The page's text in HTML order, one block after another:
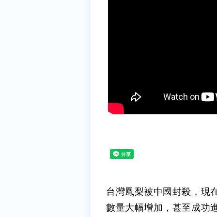
台灣鳳梨被中國封殺，現
數量大幅增加，甚至成功